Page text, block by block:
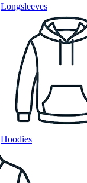
Longsleeves
Hoodies